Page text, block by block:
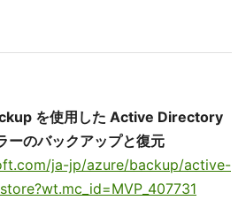
を使用した Active Directory
ーのバックアップと復元
ja-jp/azure/backup/active-